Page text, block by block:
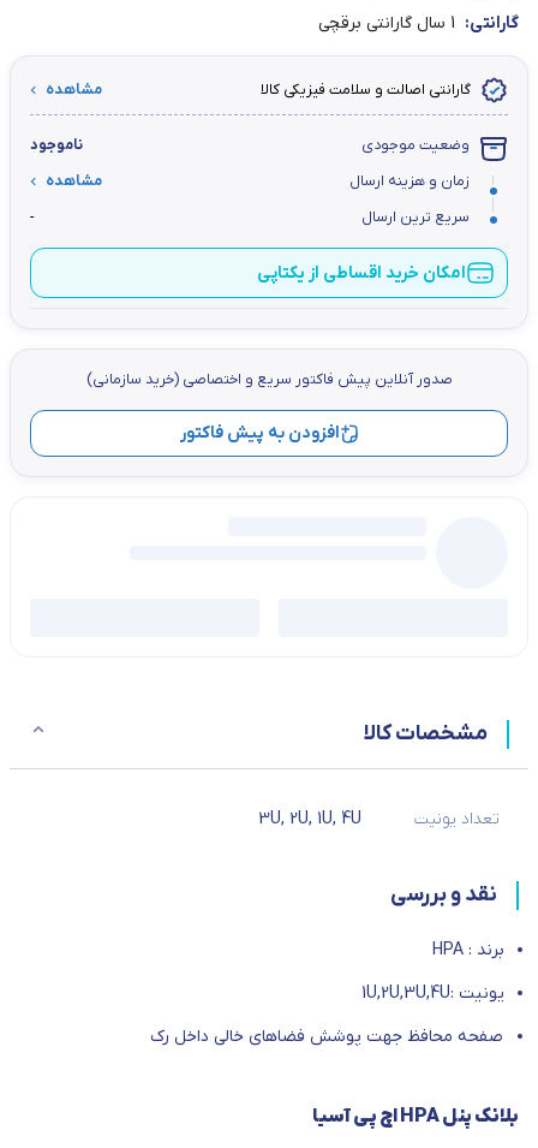
گارانتی: 1 سال گارانتی برقچی
گارانتی اصالت و سلامت فیزیکی کالا مشاهده
وضعیت موجودی
ناموجود
زمان و هزینه ارسال
مشاهده
سریع ترین ارسال
-
امکان خرید اقساطی از یکتاپی
صدور آنلاین پيش فاكتور سریع و اختصاصي (خرید سازمانی)
افزودن به پیش فاکتور
مشخصات کالا
تعداد یونیت 4U
,
1U
,
2U
,
3U
نقد و بررسی
برند : HPA
یونیت :1U,2U,3U,4U
صفحه محافظ جهت پوشش فضاهای خالی داخل رک
بلانک پنل HPA اچ پی آسیا